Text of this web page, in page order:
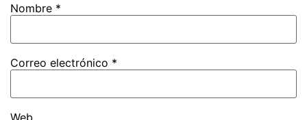
Nombre *
Correo electrónico *